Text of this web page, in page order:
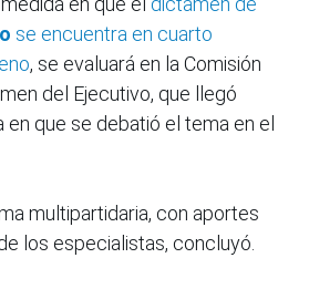
se encuentra en cuarto
, se evaluará en la Comisión
del Ejecutivo, que llegó
en que se debatió el tema en el
multipartidaria, con aportes
los especialistas, concluyó.